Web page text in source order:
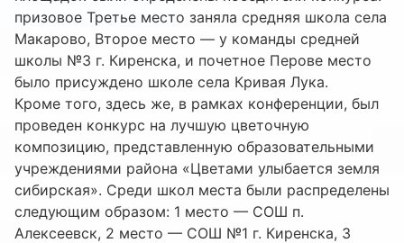
призовое Третье место заняла средняя школа села
Макарово, Второе место — у команды средней
школы №3 г. Киренска, и почетное Перове место
было присуждено школе села Кривая Лука.
Кроме того, здесь же, в рамках конференции, был
проведен конкурс на лучшую цветочную
композицию, представленную образовательными
учреждениями района «Цветами улыбается земля
сибирская». Среди школ места были распределены
следующим образом: 1 место — СОШ п.
Алексеевск, 2 место — СОШ №1 г. Киренска, 3